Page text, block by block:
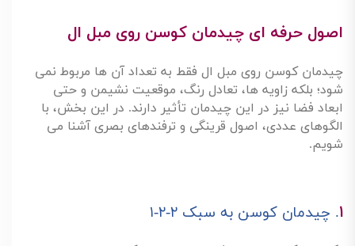
اصول حرفه ای چیدمان کوسن روی مبل ال
چیدمان کوسن روی مبل ال فقط به تعداد آن ها مربوط نمی
شود؛ بلکه زاویه ها، تعادل رنگ، موقعیت نشیمن و حتی
ابعاد فضا نیز در این چیدمان تأثیر دارند. در این بخش، با
الگوهای عددی، اصول قرینگی و ترفندهای بصری آشنا می
شویم.
۱. چیدمان کوسن به سبک ۲-۲-۱